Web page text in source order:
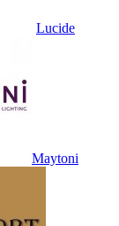
Lucide
Maytoni